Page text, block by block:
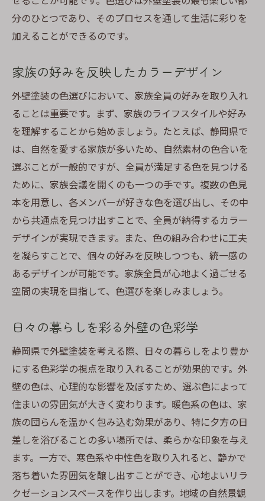
分のひとつであり、そのプロセスを通して生活に彩りを
加えることができるのです。
家族の好みを反映したカラーデザイン
外壁塗装の色選びにおいて、家族全員の好みを取り入れ
ることは重要です。まず、家族のライフスタイルや好み
を理解することから始めましょう。たとえば、静岡県で
は、自然を愛する家族が多いため、自然素材の色合いを
選ぶことが一般的ですが、全員が満足する色を見つける
ために、家族会議を開くのも一つの手です。複数の色見
本を用意し、各メンバーが好きな色を選び出し、その中
から共通点を見つけ出すことで、全員が納得するカラー
デザインが実現できます。また、色の組み合わせに工夫
を凝らすことで、個々の好みを反映しつつも、統一感の
あるデザインが可能です。家族全員が心地よく過ごせる
空間の実現を目指して、色選びを楽しみましょう。
日々の暮らしを彩る外壁の色彩学
静岡県で外壁塗装を考える際、日々の暮らしをより豊か
にする色彩学の視点を取り入れることが効果的です。外
壁の色は、心理的な影響を及ぼすため、選ぶ色によって
住まいの雰囲気が大きく変わります。暖色系の色は、家
族の団らんを温かく包み込む効果があり、特に夕方の日
差しを浴びることの多い場所では、柔らかな印象を与え
ます。一方で、寒色系や中性色を取り入れると、静かで
落ち着いた雰囲気を醸し出すことができ、心地よいリラ
クゼーションスペースを作り出します。地域の自然景観